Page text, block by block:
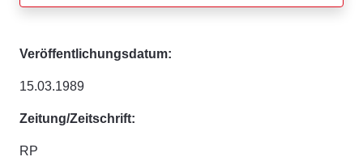
Veröffentlichungsdatum:
15.03.1989
Zeitung/Zeitschrift:
RP